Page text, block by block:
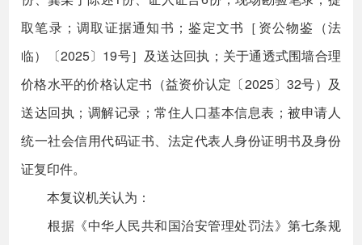
取笔录；调取证据通知书；鉴定文书［资公物鉴（法
临）〔2025〕19号］及送达回执；关于通透式围墙合理
价格水平的价格认定书（益资价认定〔2025〕32号）及
送达回执；调解记录；常住人口基本信息表；被申请人
统一社会信用代码证书、法定代表人身份证明书及身份
证复印件。
本复议机关认为：
根据《中华人民共和国治安管理处罚法》第七条规